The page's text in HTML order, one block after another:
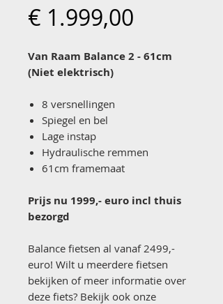
€ 1.999,00
Van Raam Balance 2 - 61cm
(Niet elektrisch)
8 versnellingen
Spiegel en bel
Lage instap
Hydraulische remmen
61cm framemaat
Prijs nu 1999,- euro incl thuis
bezorgd
Balance fietsen al vanaf 2499,-
euro! Wilt u meerdere fietsen
bekijken of meer informatie over
deze fiets? Bekijk ook onze